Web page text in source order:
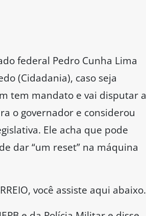
federal Pedro Cunha Lima
(Cidadania), caso seja
tem mandato e vai disputar a
o governador e considerou
Ele acha que pode
dar “um reset” na máquina
você assiste aqui abaixo.